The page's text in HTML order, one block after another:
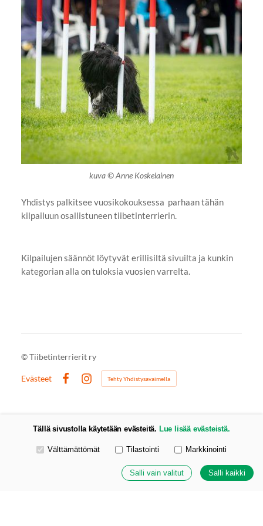
kuva © Anne Koskelainen
Yhdistys palkitsee vuosikokouksessa parhaan tähän
kilpailuun osallistuneen tiibetinterrierin.
Kilpailujen säännöt löytyvät erillisiltä sivuilta ja kunkin
kategorian alla on tuloksia vuosien varrelta.
©Tiibetinterrierit ry
Evästeet
Instagram
Tehty Yhdistysavaimella
Tällä sivustolla käytetään evästeitä. Lue lisää evästeistä.
Valitse käytettävät evästeet
Välttämättömät Tilastointi Markkinointi
Salli vain valitut Salli kaikki